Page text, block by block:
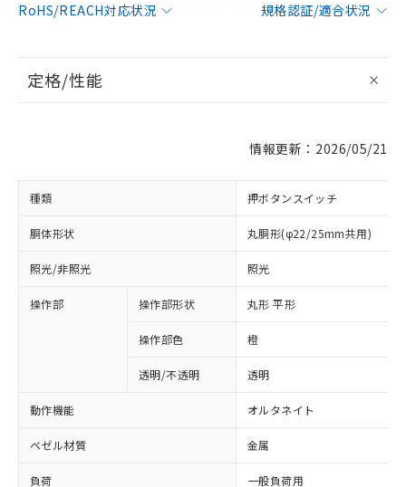
RoHS/REACH対応状況
規格認証/適合状況
定格/性能
情報更新：2026/05/21
種類 押ボタンスイッチ
胴体形状 丸胴形(φ22/25mm共用)
照光/非照光 照光
操作部 操作部形状 丸形 平形
操作部色 橙
透明/不透明 透明
動作機能 オルタネイト
ベゼル材質 金属
負荷 一般負荷用